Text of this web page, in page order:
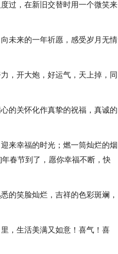
过，在新旧交替时用一个微笑来
未来的一年祈愿，感受岁月无情
，开大炮，好运气，天上掉，同
的关怀化作真挚的祝福，真诚的
来幸福的时光；燃一筒灿烂的烟
春节到了，愿你幸福不断，快
的笑脸灿烂，吉祥的色彩斑斓，
，生活美满又如意！喜气！喜